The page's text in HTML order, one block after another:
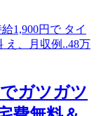
ガツガツ